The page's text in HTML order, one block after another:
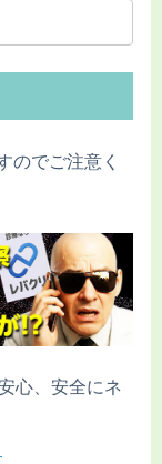
のでご注意く
心、安全にネ